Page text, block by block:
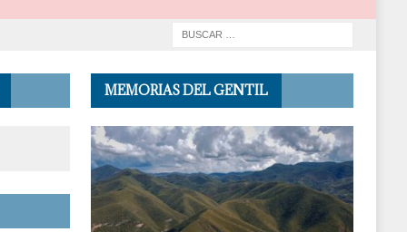
MEMORIAS DEL GENTIL